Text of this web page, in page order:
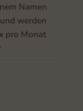
Namen
werden
pro Monat